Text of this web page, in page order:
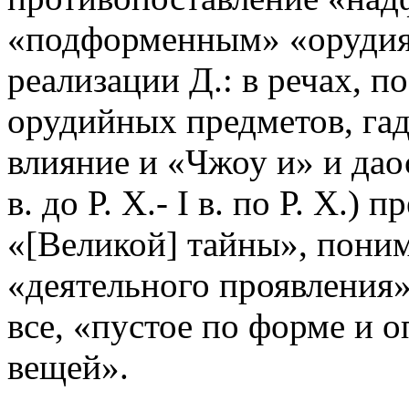
«подформенным»
реализации Д.: в речах,
орудийных предметов,
влияние и «Чжоу и» и
в. до Р. Х.- I в. по Р. Х.)
«[Великой] тайны»,
«деятельного
все, «пустое по форме и
вещей».